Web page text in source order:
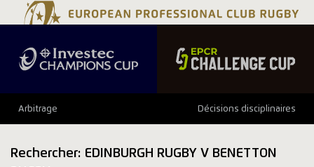
Arbitrage Décisions disciplinaires
Rechercher: EDINBURGH RUGBY V BENETTON